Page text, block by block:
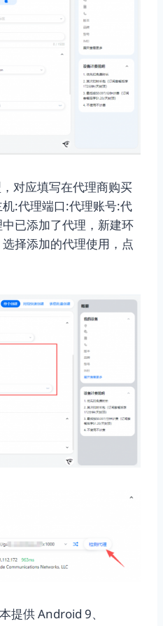
对应填写在代理商购买
:代理端口:代理账号:代
已添加了代理，新建环
择添加的代理使用，点
提供 Android 9、